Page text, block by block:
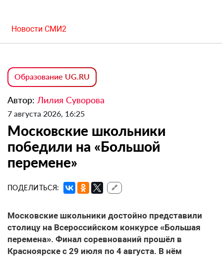
Новости СМИ2
Образование UG.RU
Автор: Лилия Суворова
7 августа 2026, 16:25
Московские школьники
победили на «Большой
перемене»
ПОДЕЛИТЬСЯ: 🔗
Московские школьники достойно представили
столицу на Всероссийском конкурсе «Большая
перемена». Финал соревнований прошёл в
Красноярске с 29 июля по 4 августа. В нём